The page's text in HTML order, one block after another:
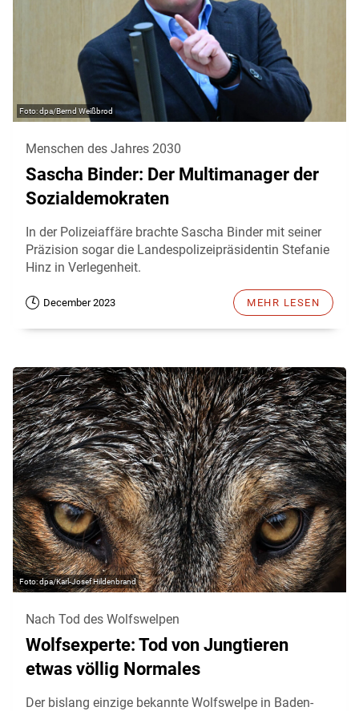
dpa/Bernd Weißbrod
Menschen des Jahres 2030
Sascha Binder: Der Multimanager der
Sozialdemokraten
In der Polizeiaffäre brachte Sascha Binder mit seiner
Präzision sogar die Landespolizeipräsidentin Stefanie
Hinz in Verlegenheit.
December 2023 MEHR LESEN
dpa/Karl-Josef Hildenbrand
Nach Tod des Wolfswelpen
Wolfsexperte: Tod von Jungtieren
etwas völlig Normales
Der bislang einzige bekannte Wolfswelpe in Baden-